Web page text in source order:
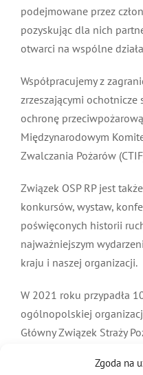
Zgoda na
podejmowane przez
pozyskując dla nich
otwarci na wspólne
Współpracujemy z
zrzeszającymi ochotnicze
ochronę
Międzynarodowym
Zwalczania Pożarów
Związek OSP RP jest
konkursów, wystaw,
poświęconych historii
najważniejszym
kraju i naszej organizacji.
W 2021 roku przypadła
ogólnopolskiej
Główny Związek Straży
Związek Ochotniczych